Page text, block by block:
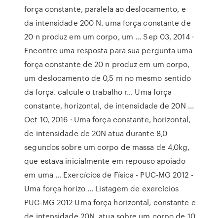
força constante, paralela ao deslocamento, e
da intensidade 200 N. uma força constante de
20 n produz em um corpo, um ... Sep 03, 2014 ·
Encontre uma resposta para sua pergunta uma
força constante de 20 n produz em um corpo,
um deslocamento de 0,5 m no mesmo sentido
da força. calcule o trabalho r… Uma força
constante, horizontal, de intensidade de 20N ...
Oct 10, 2016 · Uma força constante, horizontal,
de intensidade de 20N atua durante 8,0
segundos sobre um corpo de massa de 4,0kg,
que estava inicialmente em repouso apoiado
em uma … Exercícios de Física - PUC-MG 2012 -
Uma força horizo ... Listagem de exercícios
PUC-MG 2012 Uma força horizontal, constante e
de intensidade 20N, atua sobre um corpo de 10